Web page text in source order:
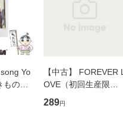
song Yo
のが
【中古】 FOREVER L
OVE（初回生産限定
盤） / 清水翔太×加藤
ミリヤ / [CD]【メール
289円